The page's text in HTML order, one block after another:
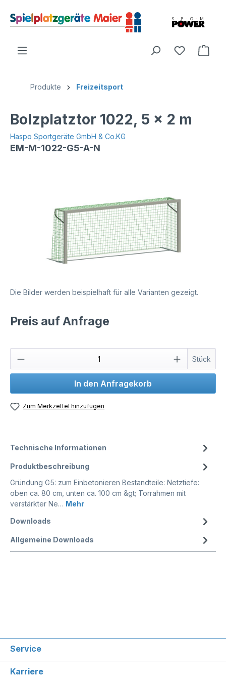
Produkte Freizeitsport
Bolzplatztor 1022, 5 x 2 m
Haspo Sportgeräte GmbH & Co.KG
EM-M-1022-G5-A-N
Die Bilder werden beispielhaft für alle Varianten gezeigt.
Preis auf Anfrage
Stück
In den Anfragekorb
Zum Merkzettel hinzufügen
Technische Informationen
Produktbeschreibung
Gründung G5: zum Einbetonieren Bestandteile: Netztiefe:
oben ca. 80 cm, unten ca. 100 cm &gt; Torrahmen mit
verstärkter Ne… Mehr
Downloads
Allgemeine Downloads
Service
Karriere